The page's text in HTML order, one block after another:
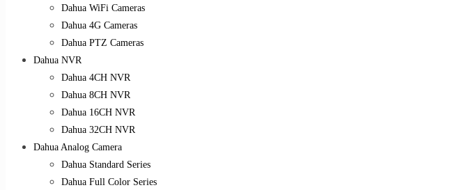
Dahua WiFi Cameras
Dahua 4G Cameras
Dahua PTZ Cameras
Dahua NVR
Dahua 4CH NVR
Dahua 8CH NVR
Dahua 16CH NVR
Dahua 32CH NVR
Dahua Analog Camera
Dahua Standard Series
Dahua Full Color Series